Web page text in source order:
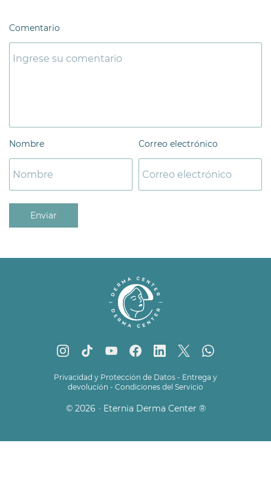
Comentario
Nombre Correo electrónico
Enviar
Privacidad y Protección de Datos - Entrega y
devolución - Condiciones del Servicio
© 2026 - Eternia Derma Center ®